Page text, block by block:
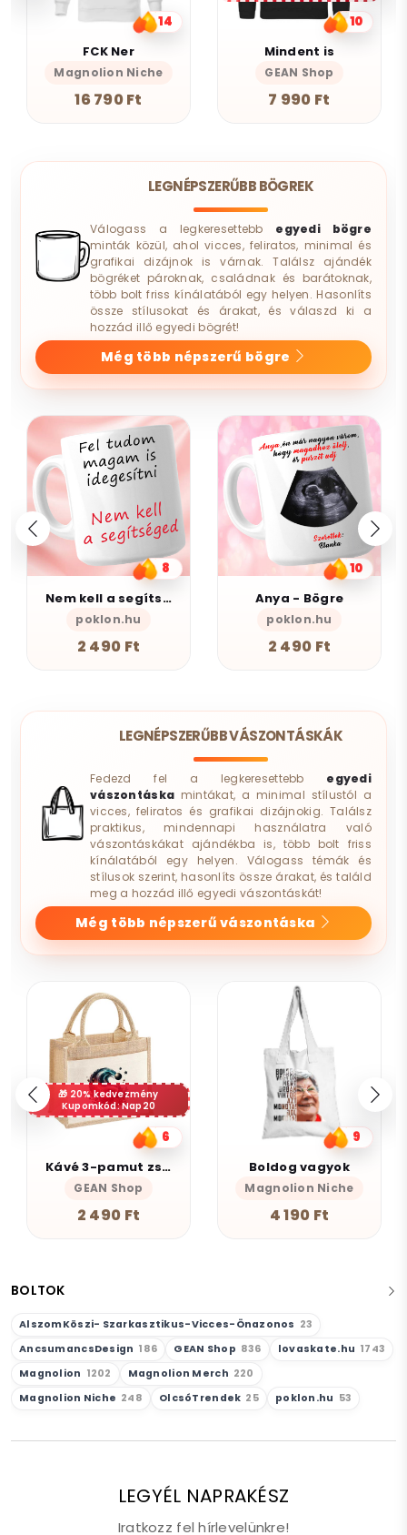
BOLTOK
AlszomKöszi- Szarkasztikus-Vicces-Önazonos 23
AncsumancsDesign 186 GEAN Shop 836 lovaskate.hu 1743
Magnolion 1202 Magnolion Merch 220
Magnolion Niche 248 OlcsóTrendek 25 poklon.hu 53
14
FCK Ner
Magnolion Niche
16 790 Ft
10
Mindent is
GEAN Shop
7 990 Ft
LEGNÉPSZERŰBB BÖGREK
Válogass a legkeresettebb egyedi bögre
minták közül, ahol vicces, feliratos, minimal és
grafikai dizájnok is várnak. Találsz ajándék
bögréket pároknak, családnak és barátoknak,
több bolt friss kínálatából egy helyen. Hasonlíts
össze stílusokat és árakat, és válaszd ki a
hozzád illő egyedi bögrét!
Még több népszerű bögre
8
Nem kell a segítsé - Bögre
poklon.hu
2 490 Ft
10
Anya - Bögre
poklon.hu
2 490 Ft
LEGNÉPSZERŰBB VÁSZONTÁSKÁK
Fedezd fel a legkeresettebb egyedi
vászontáska mintákat, a minimal stílustól a
vicces, feliratos és grafikai dizájnokig. Találsz
praktikus, mindennapi használatra való
vászontáskákat ajándékba is, több bolt friss
kínálatából egy helyen. Válogass témák és
stílusok szerint, hasonlíts össze árakat, és találd
meg a hozzád illő egyedi vászontáskát!
Még több népszerű vászontáska
20% kedvezmény
Kupomkód: Nap20
6
Kávé 3-pamut zsebes juta midi bevásárlótáska
GEAN Shop
2 490 Ft
9
Boldog vagyok
Magnolion Niche
4 190 Ft
LEGYÉL NAPRAKÉSZ
Iratkozz fel hírlevelünkre!